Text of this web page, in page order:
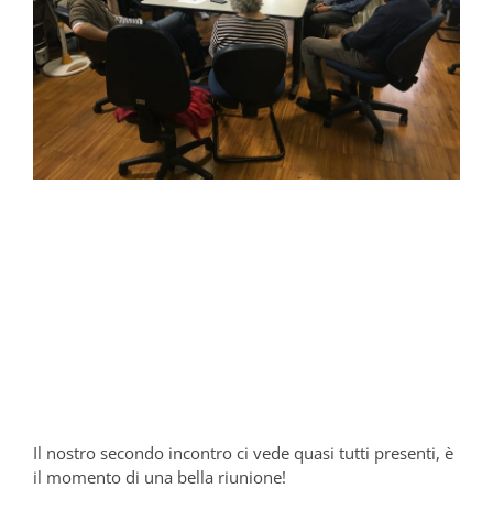
Il nostro secondo incontro ci vede quasi tutti presenti, è
il momento di una bella riunione!